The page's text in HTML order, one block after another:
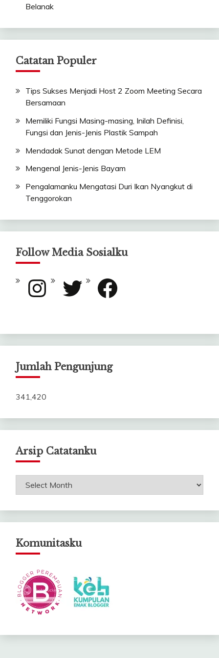
Belanak
Catatan Populer
Tips Sukses Menjadi Host 2 Zoom Meeting Secara
Bersamaan
Memiliki Fungsi Masing-masing, Inilah Definisi,
Fungsi dan Jenis-Jenis Plastik Sampah
Mendadak Sunat dengan Metode LEM
Mengenal Jenis-Jenis Bayam
Pengalamanku Mengatasi Duri Ikan Nyangkut di
Tenggorokan
Follow Media Sosialku
Instagram Twitter Facebook
Jumlah Pengunjung
341,420
Arsip Catatanku
Arsip
Komunitasku